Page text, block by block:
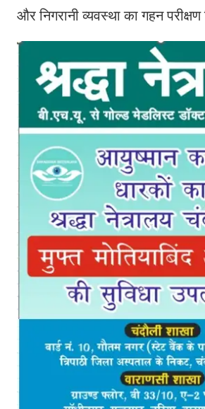
और निगरानी व्यवस्था का गहन